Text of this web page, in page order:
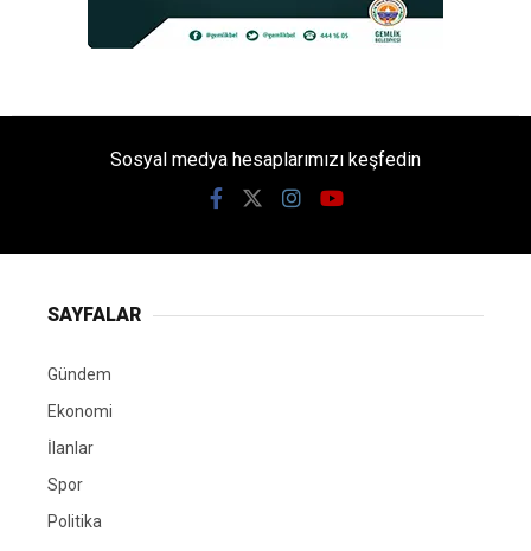
Sosyal medya hesaplarımızı keşfedin
SAYFALAR
Gündem
Ekonomi
İlanlar
Spor
Politika